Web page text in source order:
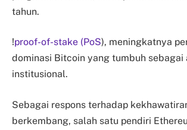
tahun.
!proof-of-stake (PoS), meningkatnya
dominasi Bitcoin yang tumbuh sebagai
institusional.
Sebagai respons terhadap
berkembang, salah satu pendiri